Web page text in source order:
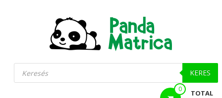
PandaMatrica
falmatrica
Products
search KERES
0 TOTAL